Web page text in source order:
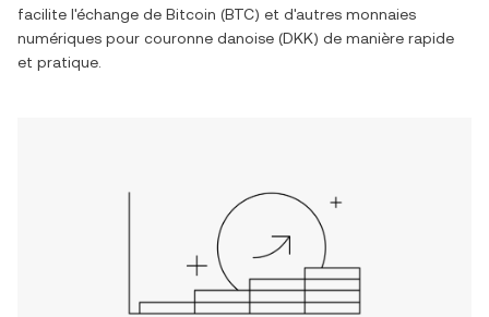
facilite l'échange de Bitcoin (BTC) et d'autres monnaies
numériques pour couronne danoise (DKK) de manière rapide
et pratique.